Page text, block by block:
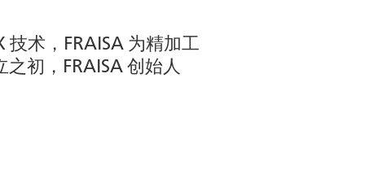
术，FRAISA 为精加工
初，FRAISA 创始人